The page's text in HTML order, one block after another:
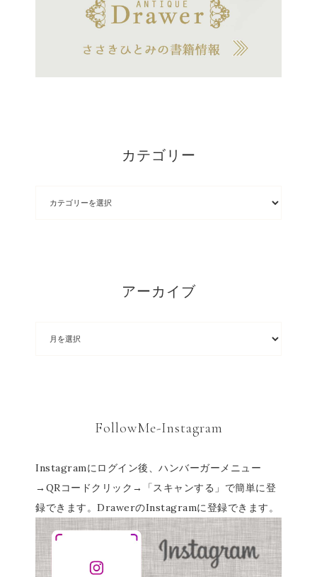
カテゴリー
アーカイブ
FollowMe-Instagram
Instagramにログイン後、ハンバーガーメニュー
→QRコードクリック→「スキャンする」で簡単に登
録できます。DrawerのInstagramに登録できます。